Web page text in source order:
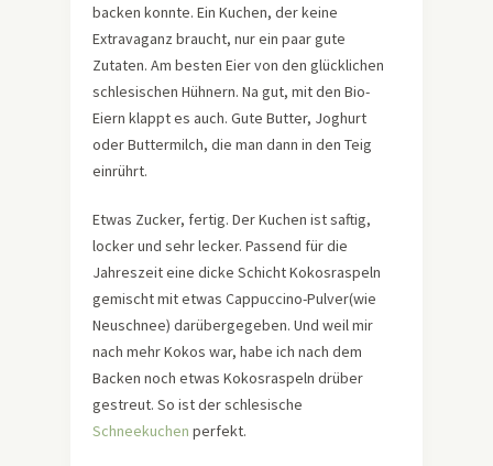
backen konnte. Ein Kuchen, der keine
Extravaganz braucht, nur ein paar gute
Zutaten. Am besten Eier von den glücklichen
schlesischen Hühnern. Na gut, mit den Bio-
Eiern klappt es auch. Gute Butter, Joghurt
oder Buttermilch, die man dann in den Teig
einrührt.
Etwas Zucker, fertig. Der Kuchen ist saftig,
locker und sehr lecker. Passend für die
Jahreszeit eine dicke Schicht Kokosraspeln
gemischt mit etwas Cappuccino-Pulver(wie
Neuschnee) darübergegeben. Und weil mir
nach mehr Kokos war, habe ich nach dem
Backen noch etwas Kokosraspeln drüber
gestreut. So ist der schlesische
Schneekuchen perfekt.